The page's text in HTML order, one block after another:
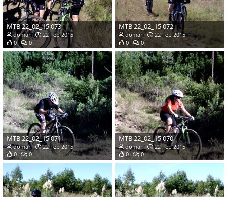
MTB 22_02_15 073
domar
22 Feb 2015
0
0
MTB 22_02_15 072
domar
22 Feb 2015
0
0
MTB 22_02_15 071
domar
22 Feb 2015
0
0
MTB 22_02_15 070
domar
22 Feb 2015
0
0